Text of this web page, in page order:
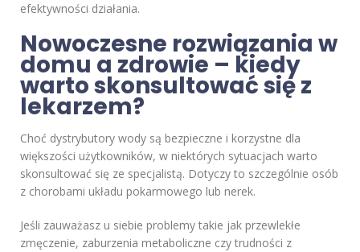
efektywności działania.
Nowoczesne rozwiązania w
domu a zdrowie – kiedy
warto skonsultować się z
lekarzem?
Choć dystrybutory wody są bezpieczne i korzystne dla
większości użytkowników, w niektórych sytuacjach warto
skonsultować się ze specjalistą. Dotyczy to szczególnie osób
z chorobami układu pokarmowego lub nerek.
Jeśli zauważasz u siebie problemy takie jak przewlekłe
zmęczenie, zaburzenia metaboliczne czy trudności z